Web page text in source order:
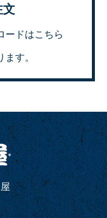
文
ードはこちら
す。